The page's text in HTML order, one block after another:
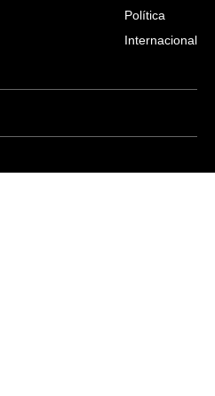
Política
Internacional